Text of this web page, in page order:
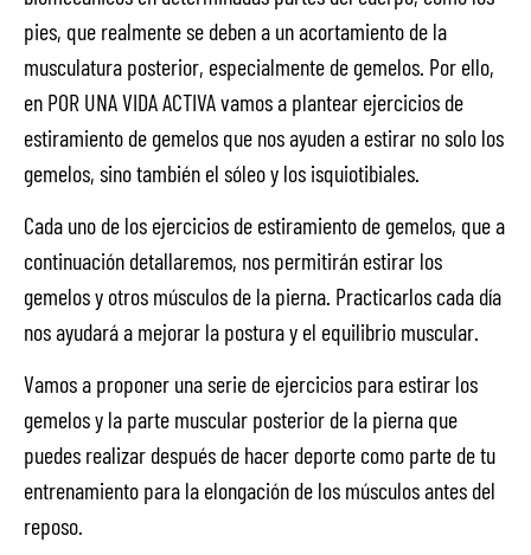
pies, que realmente se deben a un acortamiento de la
musculatura posterior, especialmente de gemelos. Por ello,
en POR UNA VIDA ACTIVA vamos a plantear ejercicios de
estiramiento de gemelos que nos ayuden a estirar no solo los
gemelos, sino también el sóleo y los isquiotibiales.
Cada uno de los ejercicios de estiramiento de gemelos, que a
continuación detallaremos, nos permitirán estirar los
gemelos y otros músculos de la pierna. Practicarlos cada día
nos ayudará a mejorar la postura y el equilibrio muscular.
Vamos a proponer una serie de ejercicios para estirar los
gemelos y la parte muscular posterior de la pierna que
puedes realizar después de hacer deporte como parte de tu
entrenamiento para la elongación de los músculos antes del
reposo.